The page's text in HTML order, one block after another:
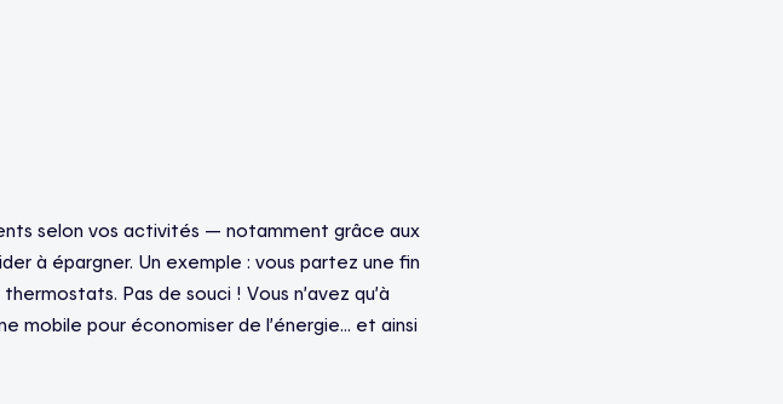
selon vos activités — notamment grâce aux
à épargner. Un exemple : vous partez une fin
Pas de souci ! Vous n’avez qu’à
pour économiser de l’énergie… et ainsi